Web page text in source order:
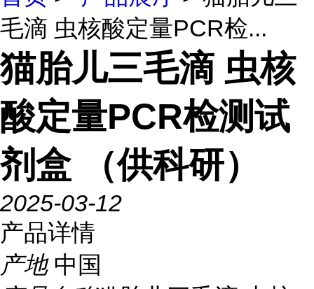
毛滴 虫核酸定量PCR检...
猫胎儿三毛滴 虫核
酸定量PCR检测试
剂盒 （供科研）
2025-03-12
产品详情
产地 中国